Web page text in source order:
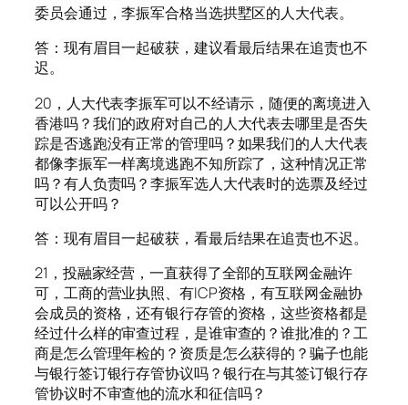
委员会通过，李振军合格当选拱墅区的人大代表。
答：现有眉目一起破获，建议看最后结果在追责也不
迟。
20，人大代表李振军可以不经请示，随便的离境进入
香港吗？我们的政府对自己的人大代表去哪里是否失
踪是否逃跑没有正常的管理吗？如果我们的人大代表
都像李振军一样离境逃跑不知所踪了，这种情况正常
吗？有人负责吗？李振军选人大代表时的选票及经过
可以公开吗？
答：现有眉目一起破获，看最后结果在追责也不迟。
21，投融家经营，一直获得了全部的互联网金融许
可，工商的营业执照、有ICP资格，有互联网金融协
会成员的资格，还有银行存管的资格，这些资格都是
经过什么样的审查过程，是谁审查的？谁批准的？工
商是怎么管理年检的？资质是怎么获得的？骗子也能
与银行签订银行存管协议吗？银行在与其签订银行存
管协议时不审查他的流水和征信吗？